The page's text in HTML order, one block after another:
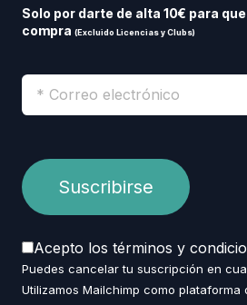
Solo por darte de alta 10€ para
compra (Excluido Licencias y Clubs)
Acepto los términos y
Puedes cancelar tu suscripción en
Utilizamos Mailchimp como